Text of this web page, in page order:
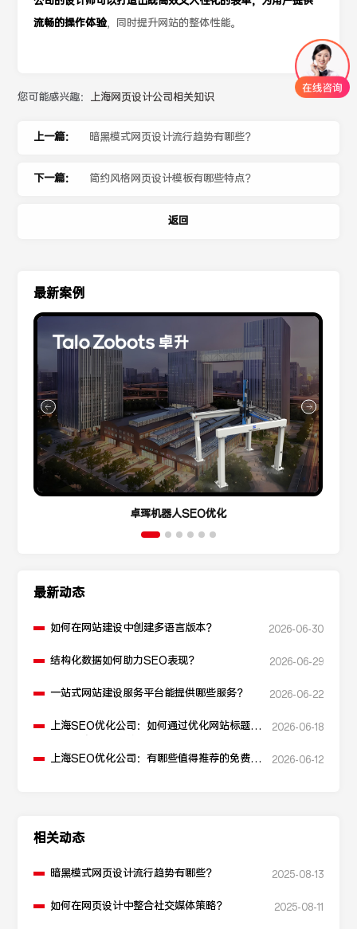
流畅的操作体验，同时提升网站的整体性能。
您可能感兴趣： 上海网页设计公司相关知识
上一篇： 暗黑模式网页设计流行趋势有哪些？
下一篇： 简约风格网页设计模板有哪些特点？
返回
最新案例
卓珲机器人SEO优化
最新动态
如何在网站建设中创建多语言版本？ 2026-06-30
结构化数据如何助力SEO表现？ 2026-06-29
一站式网站建设服务平台能提供哪些服务？ 2026-06-22
上海SEO优化公司：如何通过优化网站标题提
2026-06-18
上海SEO优化公司：有哪些值得推荐的免费
2026-06-12
相关动态
暗黑模式网页设计流行趋势有哪些？ 2025-08-13
如何在网页设计中整合社交媒体策略？ 2025-08-11